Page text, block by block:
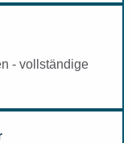
- vollständige